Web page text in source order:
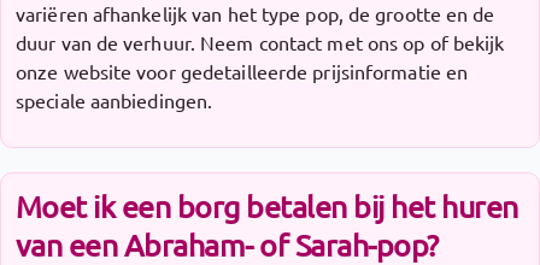
variëren afhankelijk van het type pop, de grootte en de
duur van de verhuur. Neem contact met ons op of bekijk
onze website voor gedetailleerde prijsinformatie en
speciale aanbiedingen.
Moet ik een borg betalen bij het huren
van een Abraham- of Sarah-pop?